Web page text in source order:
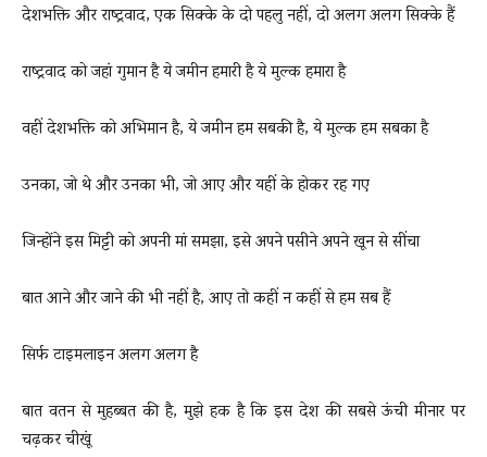
देशभक्ति और राष्ट्रवाद, एक सिक्के के दो पहलु नहीं, दो अलग अलग सिक्के हैं
राष्ट्रवाद को जहां गुमान है ये जमीन हमारी है ये मुल्क हमारा है
वहीं देशभक्ति को अभिमान है, ये जमीन हम सबकी है, ये मुल्क हम सबका है
उनका, जो थे और उनका भी, जो आए और यहीं के होकर रह गए
जिन्होंने इस मिट्टी को अपनी मां समझा, इसे अपने पसीने अपने खून से सींचा
बात आने और जाने की भी नहीं है, आए तो कहीं न कहीं से हम सब हैं
सिर्फ टाइमलाइन अलग अलग है
बात वतन से मुहब्बत की है, मुझे हक है कि इस देश की सबसे ऊंची मीनार पर
चढ़कर चीखूं